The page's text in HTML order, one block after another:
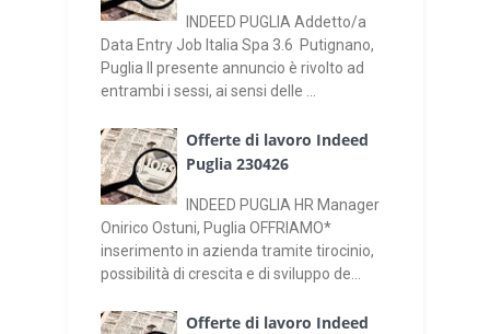
INDEED PUGLIA Addetto/a
Data Entry Job Italia Spa 3.6 Putignano,
Puglia Il presente annuncio è rivolto ad
entrambi i sessi, ai sensi delle ...
Offerte di lavoro Indeed
Puglia 230426
INDEED PUGLIA HR Manager
Onirico Ostuni, Puglia OFFRIAMO*
inserimento in azienda tramite tirocinio,
possibilità di crescita e di sviluppo de...
Offerte di lavoro Indeed